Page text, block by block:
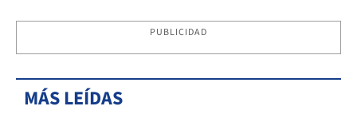
PUBLICIDAD
MÁS LEÍDAS